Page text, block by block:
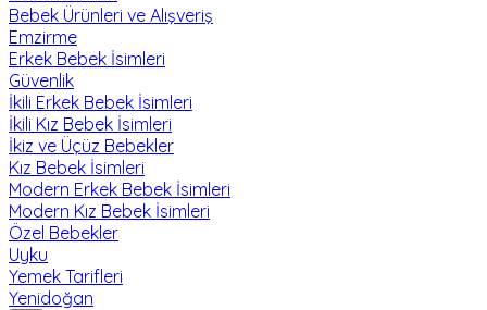
Bebek Ürünleri ve Alışveriş
Emzirme
Erkek Bebek İsimleri
Güvenlik
İkili Erkek Bebek İsimleri
İkili Kız Bebek İsimleri
İkiz ve Üçüz Bebekler
Kız Bebek İsimleri
Modern Erkek Bebek İsimleri
Modern Kız Bebek İsimleri
Özel Bebekler
Uyku
Yemek Tarifleri
Yenidoğan